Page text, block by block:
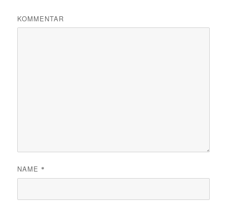
KOMMENTAR
NAME *